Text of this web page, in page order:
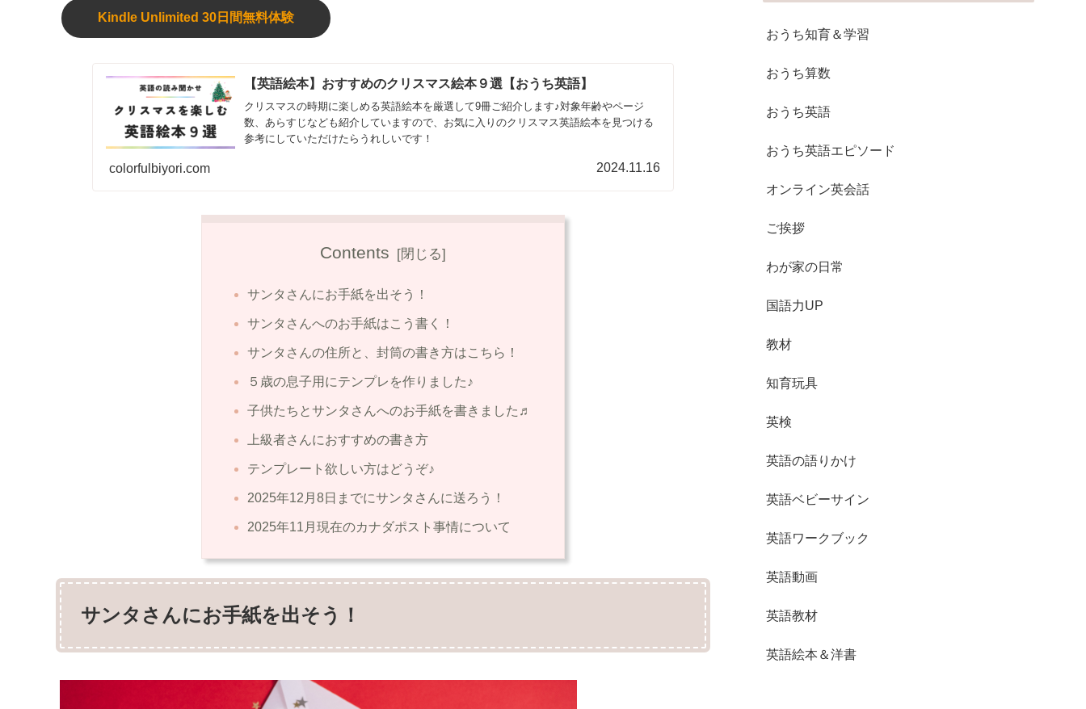
Kindle Unlimited 30日間無料体験
【英語絵本】おすすめのクリスマス絵本９選【おうち英語】
クリスマスの時期に楽しめる英語絵本を厳選して9冊ご紹介します♪対象年齢やページ
数、あらすじなども紹介していますので、お気に入りのクリスマス英語絵本を見つける
参考にしていただけたらうれしいです！
colorfulbiyori.com 2024.11.16
Contents
サンタさんにお手紙を出そう！
サンタさんへのお手紙はこう書く！
サンタさんの住所と、封筒の書き方はこちら！
５歳の息子用にテンプレを作りました♪
子供たちとサンタさんへのお手紙を書きました♬
上級者さんにおすすめの書き方
テンプレート欲しい方はどうぞ♪
2025年12月8日までにサンタさんに送ろう！
2025年11月現在のカナダポスト事情について
サンタさんにお手紙を出そう！
おうち知育＆学習
おうち算数
おうち英語
おうち英語エピソード
オンライン英会話
ご挨拶
わが家の日常
国語力UP
教材
知育玩具
英検
英語の語りかけ
英語ベビーサイン
英語ワークブック
英語動画
英語教材
英語絵本＆洋書